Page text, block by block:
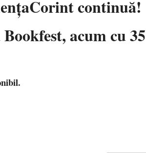
continuă!
acum cu